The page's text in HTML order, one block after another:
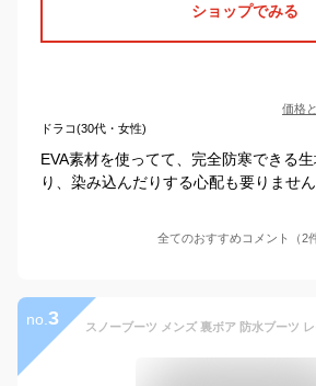
ショップでみる
価格
ドラコ(30代・女性)
EVA素材を使ってて、完全防寒できる
り、染み込んだりする心配も要りません
全てのおすすめコメント（2
no. 3